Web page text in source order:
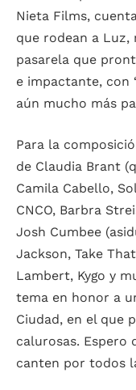
Nieta Films,
que rodean a Luz,
pasarela que
e impactante, con
aún mucho más
Para la
de Claudia Brant
Camila Cabello,
CNCO, Barbra
Josh Cumbee
Jackson, Take
Lambert, Kygo y
tema en honor a
Ciudad, en el que
calurosas. Espero
canten por todos